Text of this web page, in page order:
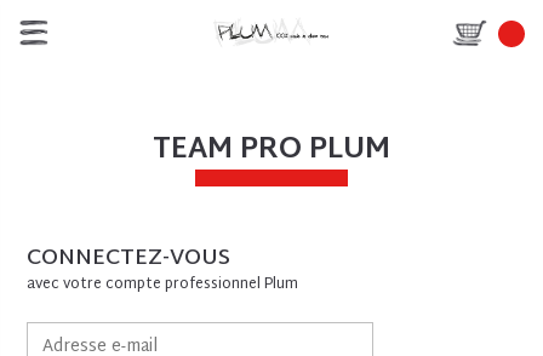
TEAM PRO PLUM
CONNECTEZ-VOUS
avec votre compte professionnel Plum